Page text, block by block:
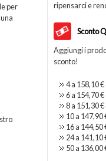
ripensarci e
Sconto
Aggiungi i
sconto!
4 a 158,10 €
6 a 154,70 €
8 a 151,30 €
10 a 147,90
16 a 144,50
24 a 141,10
50 a 136,00
per